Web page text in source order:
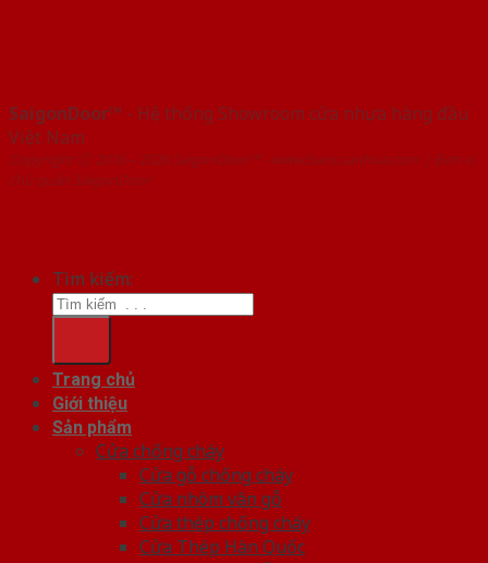
SaigonDoor™ - Hệ thống Showroom cửa nhựa hàng đầu
Việt Nam
Copyright ⓒ 2016 – 2026 SaigonDoor™ - www.bancuanhua.com | Đơn vị
chủ quản SaigonDoor
Tìm kiếm:
Trang chủ
Giới thiệu
Sản phẩm
Cửa chống cháy
Cửa gỗ chống cháy
Cửa nhôm vân gỗ
Cửa thép chống cháy
Cửa Thép Hàn Quốc